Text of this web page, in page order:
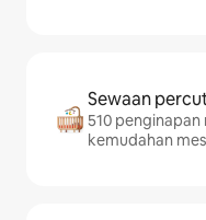
Sewaan
510
kemudahan